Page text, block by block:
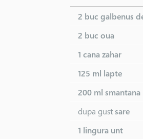
2 buc galbenus
2 buc oua
1 canazahar
125 ml lapte
200 ml
dupa gustsare
1 lingura unt